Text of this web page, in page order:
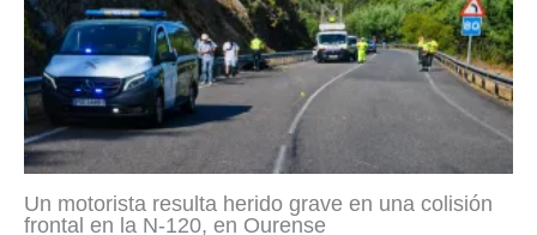
Un motorista resulta herido grave en una colisión
frontal en la N-120, en Ourense